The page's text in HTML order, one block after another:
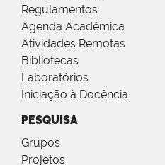
Regulamentos
Agenda Acadêmica
Atividades Remotas
Bibliotecas
Laboratórios
Iniciação à Docência
PESQUISA
Grupos
Projetos